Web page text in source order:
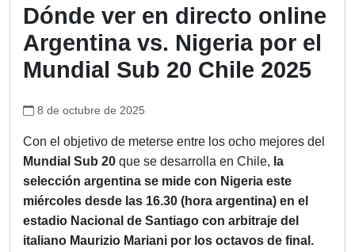
Dónde ver en directo online
Argentina vs. Nigeria por el
Mundial Sub 20 Chile 2025
8 de octubre de 2025
Con el objetivo de meterse entre los ocho mejores del
Mundial Sub 20 que se desarrolla en Chile, la
selección argentina se mide con Nigeria este
miércoles desde las 16.30 (hora argentina) en el
estadio Nacional de Santiago con arbitraje del
italiano Maurizio Mariani por los octavos de final.